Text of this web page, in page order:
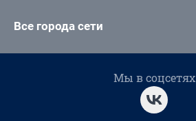
Все города сети
Мы в соцсетях